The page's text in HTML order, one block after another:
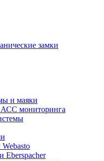
замки
и маяки
мониторинга
Eberspacher